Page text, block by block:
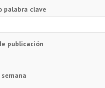
palabra clave